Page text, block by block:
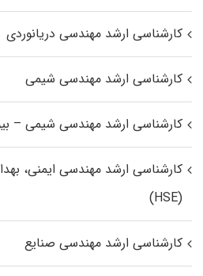
کارشناسی ارشد مهندسی دریانوردی
کارشناسی ارشد مهندسی شیمی
کارشناسی ارشد مهندسی شیمی –
کارشناسی ارشد مهندسی ایمنی،
(HSE)
کارشناسی ارشد مهندسی صنایع